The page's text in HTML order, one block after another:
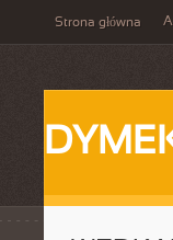
Strona główna